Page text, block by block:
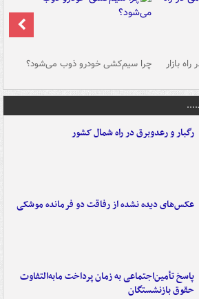
بازار چرا سیم‌کشی خودرو ذوب می‌شود؟
رگبار و رعدوبرق در راه شمال کشور
عکس‌های دیده نشده از رفاقت دو فرمانده‌ موشکی
پاسخ تأمین‌اجتماعی به زمان پرداخت مابه‌التفاوت
حقوق بازنشستگان